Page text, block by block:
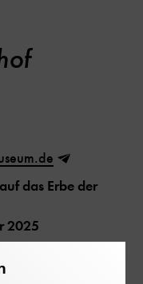
das Erbe der
2025